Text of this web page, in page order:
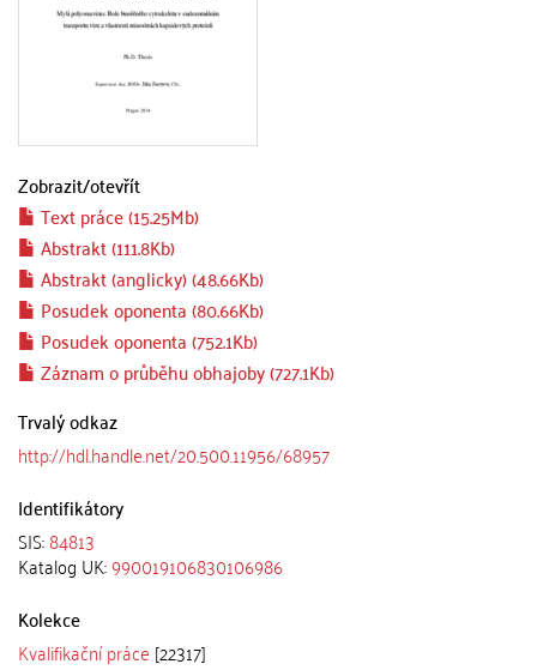
Zobrazit/otevřít
Text práce (15.25Mb)
Abstrakt (111.8Kb)
Abstrakt (anglicky) (48.66Kb)
Posudek oponenta (80.66Kb)
Posudek oponenta (752.1Kb)
Záznam o průběhu obhajoby (727.1Kb)
Trvalý odkaz
http://hdl.handle.net/20.500.11956/68957
Identifikátory
SIS:84813
Katalog UK:990019106830106986
Kolekce
Kvalifikační práce [22317]